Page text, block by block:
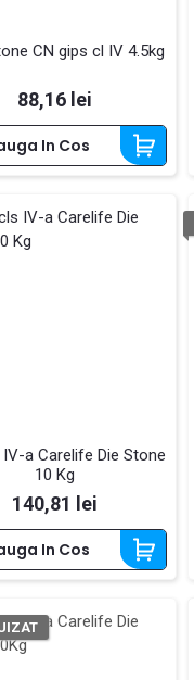
CN gips cl IV 4.5kg
Pret
88,16 lei
In Cos
a Carelife Die Stone
10 Kg
Pret
140,81 lei
In Cos